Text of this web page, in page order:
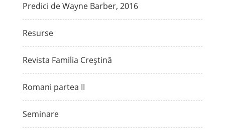
Predici de Wayne Barber, 2016
Resurse
Revista Familia Creștină
Romani partea II
Seminare